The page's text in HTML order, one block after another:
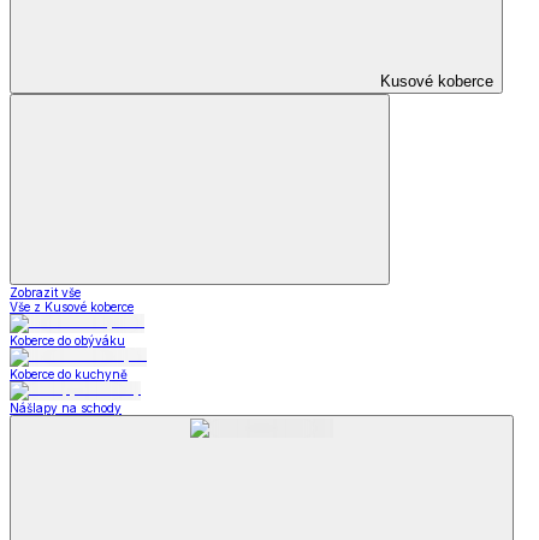
Kusové koberce
Zobrazit vše
Vše z Kusové koberce
Koberce do obýváku
Koberce do kuchyně
Nášlapy na schody